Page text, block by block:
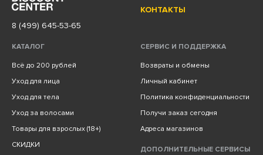
КОНТАКТЫ
8 (499) 645-53-65
КАТАЛОГ
Всё до 200 рублей
Уход для лица
Уход для тела
Уход за волосами
Товары для взрослых (18+)
СКИДКИ
СЕРВИС И ПОДДЕРЖКА
Возвраты и обмены
Личный кабинет
Политика конфиденциальности
Получи заказ сегодня
Адреса магазинов
ДОПОЛНИТЕЛЬНЫЕ СЕРВИСЫ